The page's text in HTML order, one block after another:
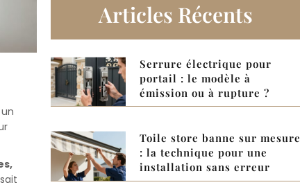
Articles Récents
Serrure électrique pour
portail : le modèle à
émission ou à rupture ?
Toile store banne sur mesure
: la technique pour une
installation sans erreur